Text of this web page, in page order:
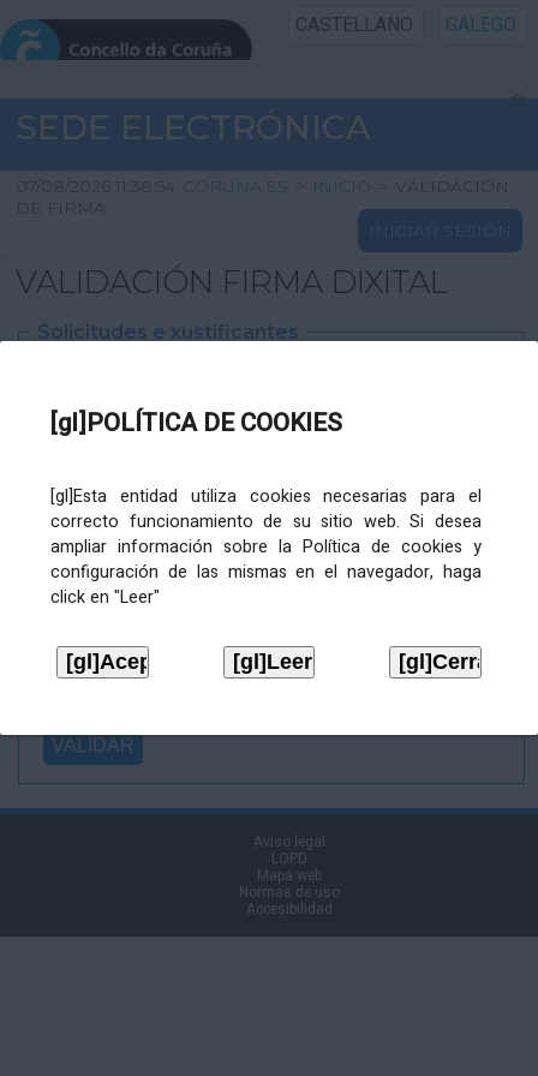
[gl]POLÍTICA DE COOKIES
[gl]Esta entidad utiliza cookies necesarias para el
correcto funcionamiento de su sitio web. Si desea
ampliar información sobre la Política de cookies y
configuración de las mismas en el navegador, haga
click en "Leer"
CASTELLANO GALEGO
INICIO SEDE
INICIO
INFORMACIÓN PÚBLICA
SEDE ELECTRÓNICA
07/08/2026 11:38:54 CORUNA.ES > INICIO >
VALIDACIÓN
DE FIRMA
INICIAR SESIÓN
VALIDACIÓN FIRMA DIXITAL
Solicitudes e xustificantes
XML
Ficheiros varios
Ficheiro
asinado:
firma (.p7s):
Aviso legal
LOPD
Mapa web
Normas de uso
Accesibilidad